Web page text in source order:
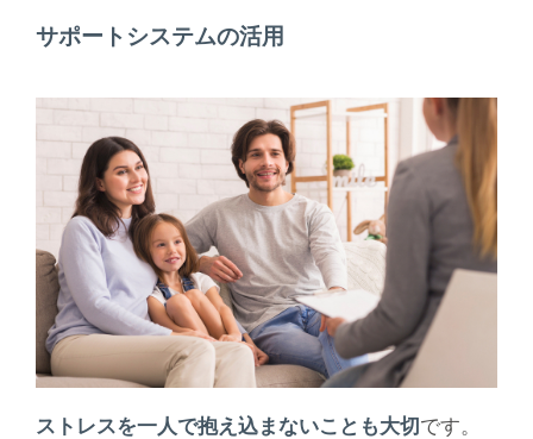
サポートシステムの活用
ストレスを一人で抱え込まないことも大切です。